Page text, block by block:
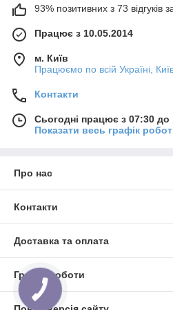
лічильника.
- перевірка та заміна лічильників
- наявність договору;
- укладання угоди про закінчення
Хто займається
Цю роботу повинні виконувати
Ваш будинок. Якщо їх послугами
скористатися не можете, тоді Ви
організації.
Після того, як Вам встановили
93% позитивних з 73 відгуків
Працює з 10.05.2014
м. Київ
Працюємо по всій Україні,
Контакти
Сьогодні працює з 07:30 до
Показати весь графік
Про нас
Контакти
Доставка та оплата
Графік роботи
КНОПКА
ЗВ'ЯЗКУ